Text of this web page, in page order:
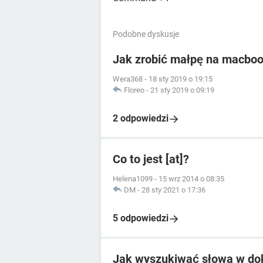
Podobne dyskusje
Jak zrobić małpę na
Wera368 - 18 sty 2019 o 19:15
Floreo - 21 sty 2019 o 09:19
2 odpowiedzi
Co to jest [at]?
Helena1099 - 15 wrz 2014 o 08:35
DM - 28 sty 2021 o 17:36
5 odpowiedzi
Jak wyszukiwać słowa w